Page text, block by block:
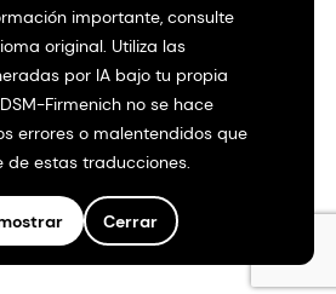
importante, consulte
original. Utiliza las
por IA bajo tu propia
Firmenich no se hace
errores o malentendidos que
de estas traducciones.
Cerrar